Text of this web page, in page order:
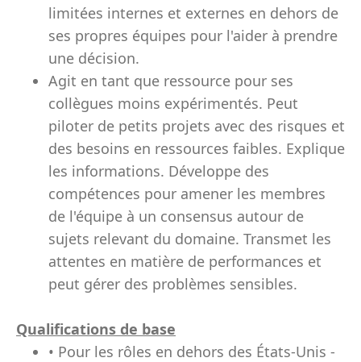
limitées internes et externes en dehors de
ses propres équipes pour l'aider à prendre
une décision.
Agit en tant que ressource pour ses
collègues moins expérimentés. Peut
piloter de petits projets avec des risques et
des besoins en ressources faibles. Explique
les informations. Développe des
compétences pour amener les membres
de l'équipe à un consensus autour de
sujets relevant du domaine. Transmet les
attentes en matière de performances et
peut gérer des problèmes sensibles.
Qualifications de base
• Pour les rôles en dehors des États-Unis -